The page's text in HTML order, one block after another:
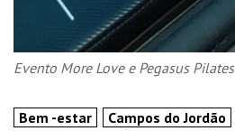
Evento More Love e Pegasus Pilates
Bem -estar Campos do Jordão